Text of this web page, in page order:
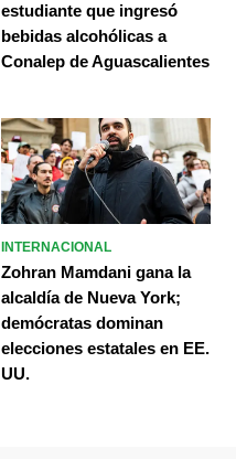
estudiante que ingresó
bebidas alcohólicas a
Conalep de Aguascalientes
INTERNACIONAL
Zohran Mamdani gana la
alcaldía de Nueva York;
demócratas dominan
elecciones estatales en EE.
UU.